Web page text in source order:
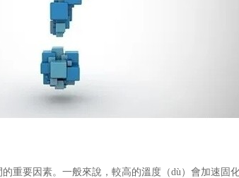
的重要因素。一般來說，較高的溫度（dù）會加速固